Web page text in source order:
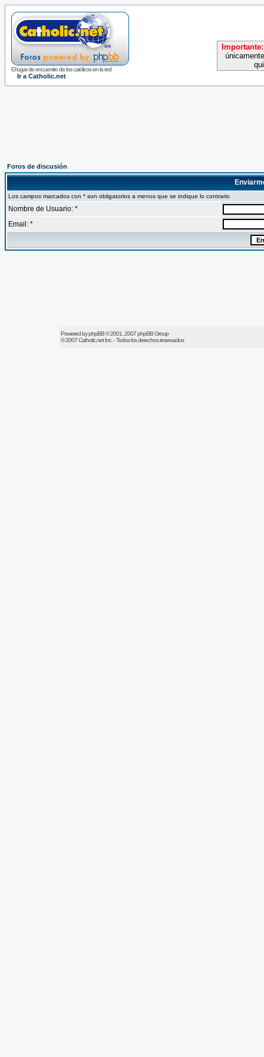
El lugar de encuentro de los católicos en la red
Ir a Catholic.net
Importante:
Foros de discusión
Los campos marcados con * son obligatorios a menos que se indique lo contrario
Nombre de Usuario: *
Email: *
Powered byphpBB© 2001, 2007 phpBB Group
© 2007Catholic.netInc. - Todos los derechos reservados